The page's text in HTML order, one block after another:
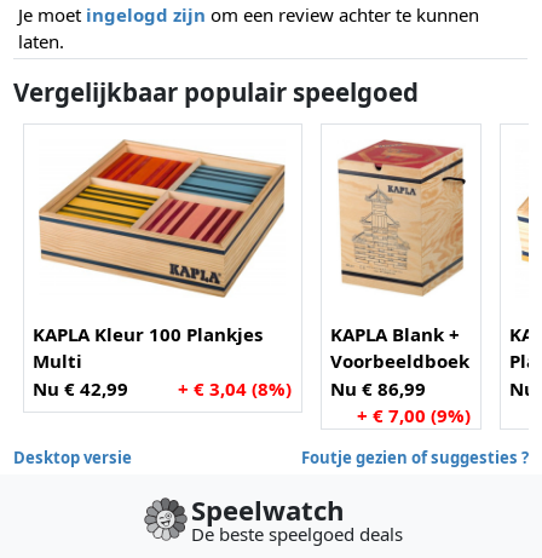
Je moet ingelogd zijn om een review achter te kunnen
laten.
Vergelijkbaar populair speelgoed
KAPLA Kleur 100 Plankjes
Multi
Nu € 42,99
+ € 3,04 (8%)
KAPLA Blank +
Voorbeeldboek
Deel 1 - 280
Plankjes
Nu € 86,99
+ € 7,00 (9%)
Nu
Desktop versie Foutje gezien of suggesties ?
Speelwatch
De beste speelgoed deals